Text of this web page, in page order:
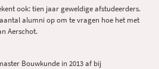
ook: tien jaar geweldige afstudeerders.
alumni op om te vragen hoe het met
Aerschot.
Bouwkunde in 2013 af bij